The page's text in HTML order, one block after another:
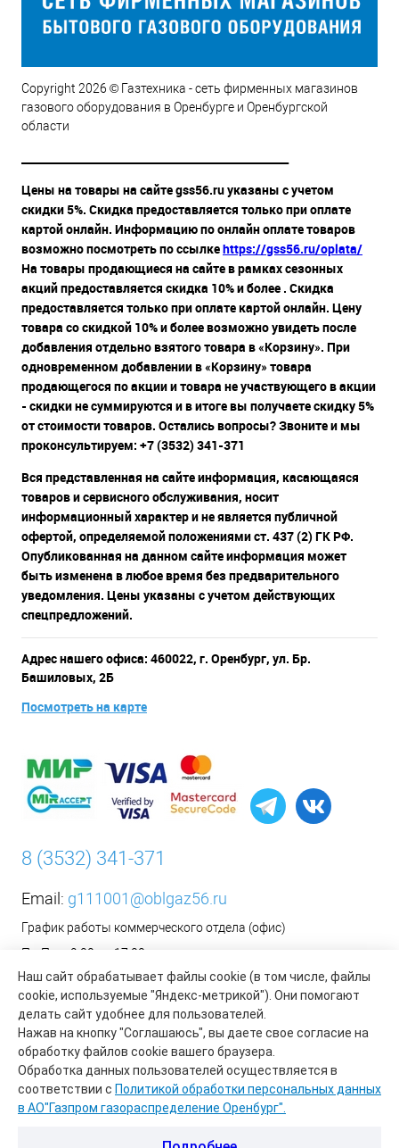
Наш сайт обрабатывает файлы cookie (в том числе, файлы
cookie, используемые "Яндекс-метрикой"). Они помогают
делать сайт удобнее для пользователей.
Нажав на кнопку "Соглашаюсь", вы даете свое согласие на
обработку файлов cookie вашего браузера.
Обработка данных пользователей осуществляется в
соответствии с Политикой обработки персональных данных
в АО"Газпром газораспределение Оренбург".
Copyright 2026 © Газтехника - сеть фирменных магазинов
газового оборудования в Оренбурге и Оренбургской
области
Цены на товары на сайте gss56.ru указаны с учетом
скидки 5%. Скидка предоставляется только при оплате
картой онлайн. Информацию по онлайн оплате товаров
возможно посмотреть по ссылкеhttps://gss56.ru/oplata/
На товары продающиеся на сайте в рамках сезонных
акций предоставляется скидка 10% и более . Скидка
предоставляется только при оплате картой онлайн. Цену
товара со скидкой 10% и более возможно увидеть после
добавления отдельно взятого товара в «Корзину». При
одновременном добавлении в «Корзину» товара
продающегося по акции и товара не участвующего в акции
- скидки не суммируются и в итоге вы получаете скидку 5%
от стоимости товаров. Остались вопросы? Звоните и мы
проконсультируем: +7 (3532) 341-371
Вся представленная на сайте информация, касающаяся
товаров и сервисного обслуживания, носит
информационный характер и не является публичной
офертой, определяемой положениями ст. 437 (2) ГК РФ.
Опубликованная на данном сайте информация может
быть изменена в любое время без предварительного
уведомления. Цены указаны с учетом действующих
спецпредложений.
Адрес нашего офиса: 460022, г. Оренбург, ул. Бр.
Башиловых, 2Б
Посмотреть на карте
8 (3532) 341-371
Email: g111001@oblgaz56.ru
График работы коммерческого отдела (офис)
Пн-Пт: с 9:00 до 17:00
Сб-Вс: Выходной
__________________________________________
Оформить заявку на установку бытового газового
оборудования возможно на сайте организации АО «Газпром
газораспределение Оренбург»:https://www.oblgaz56.ru/